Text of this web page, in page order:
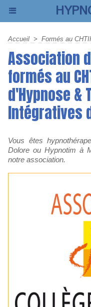
Accueil > Formés au
Association
formés au
d'Hypnose &
Intégratives
Vous êtes
Dolore ou Hypnotim à
notre association.